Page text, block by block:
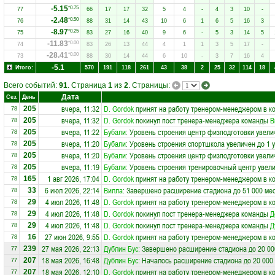
77
-5.15*0.75 66 17 17 32 5 4 - 4 3 10
-
76
-2.48*0.50 88 31 14 43 10 6 1 6 5 16
3
75
-8.97*0.25 83 27 16 40 9 6 - 5 3 14 5
74
-11.83*0.00 83 26 13 44 4 1 1 3 5 17
-
73
-28.41*0.00 88 30 14 44 6 10 - 3 7 16
4
Итого:
-5.1 570 191 118 261 43 38 2 25 32 114 18
Всего событий: 91. Страница 1 из 2. Страницы:
Сез. День Дата
78 205 вчера, 11:32 D. Gordokпринят на работу тренером-менеджером в
78 205 вчера, 11:32 D. Gordokпокинул пост тренера-менеджера команды
78 205 вчера, 11:22 Бубали: Уровень строения центр физподготовки
78 205 вчера, 11:20 Бубали: Уровень строения спортшкола увеличен до 1
78 205 вчера, 11:20 Бубали: Уровень строения центр физподготовки
78 205 вчера, 11:19 Бубали: Уровень строения тренировочный центр
78 165 1 авг 2026, 17:04 D. Gordokпринят на работу тренером-менеджером в
78 33 6 июл 2026, 22:14 Вилла: Завершено расширение стадиона до 51 000
78 29 4 июл 2026, 11:48 D. Gordokпринят на работу тренером-менеджером в
78 29 4 июл 2026, 11:48 D. Gordokпокинул пост тренера-менеджера команды
78 29 4 июл 2026, 11:48 D. Gordokпокинул пост тренера-менеджера команды
78 16 27 июн 2026, 9:55 D. Gordokпринят на работу тренером-менеджером в
77 239 27 мая 2026, 22:13 Дублин Бус: Завершено расширение стадиона до 20
77 207 18 мая 2026, 16:48 Дублин Бус: Началось расширение стадиона до 20 000
77 207 18 мая 2026, 12:10 D. Gordokпринят на работу тренером-менеджером в